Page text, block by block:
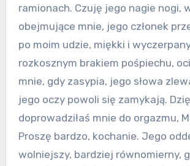
ramionach. Czuję jego nagie nogi,
obejmujące mnie, jego członek
po moim udzie, miękki i
rozkosznym brakiem pośpiechu,
mnie, gdy zasypia, jego słowa
jego oczy powoli się zamykają.
doprowadziłaś mnie do orgazmu,
Proszę bardzo, kochanie. Jego
wolniejszy, bardziej równomierny,